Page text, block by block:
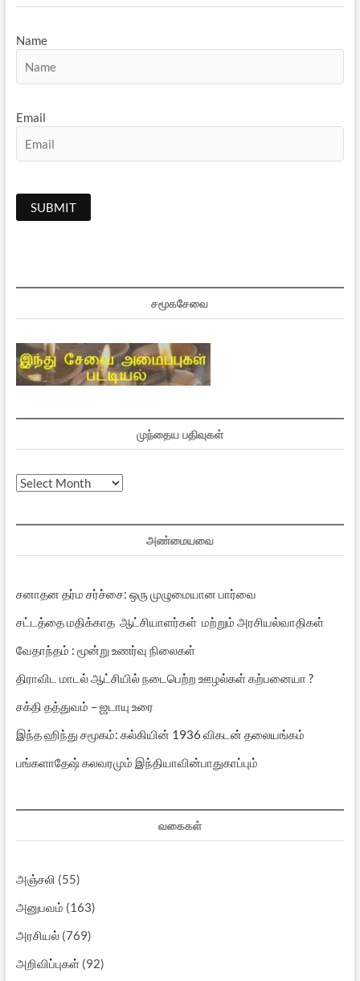
Name
Email
சமூகசேவை
முந்தைய பதிவுகள்
முந்தைய
அண்மையவை
சனாதன தர்ம சர்ச்சை: ஒரு முழுமையான பார்வை
சட்டத்தை மதிக்காத ஆட்சியாளர்கள் மற்றும் அரசியல்வாதிகள்
வேதாந்தம் : மூன்று உணர்வு நிலைகள்
திராவிட மாடல் ஆட்சியில் நடைபெற்ற ஊழல்கள் கற்பனையா ?
சக்தி தத்துவம் – ஜடாயு உரை
இந்த ஹிந்து சமூகம்: கல்கியின் 1936 விகடன் தலையங்கம்
பங்களாதேஷ் கலவரமும் இந்தியாவின்பாதுகாப்பும்
வகைகள்
அஞ்சலி (55)
அனுபவம் (163)
அரசியல்(769)
அறிவிப்புகள்(92)